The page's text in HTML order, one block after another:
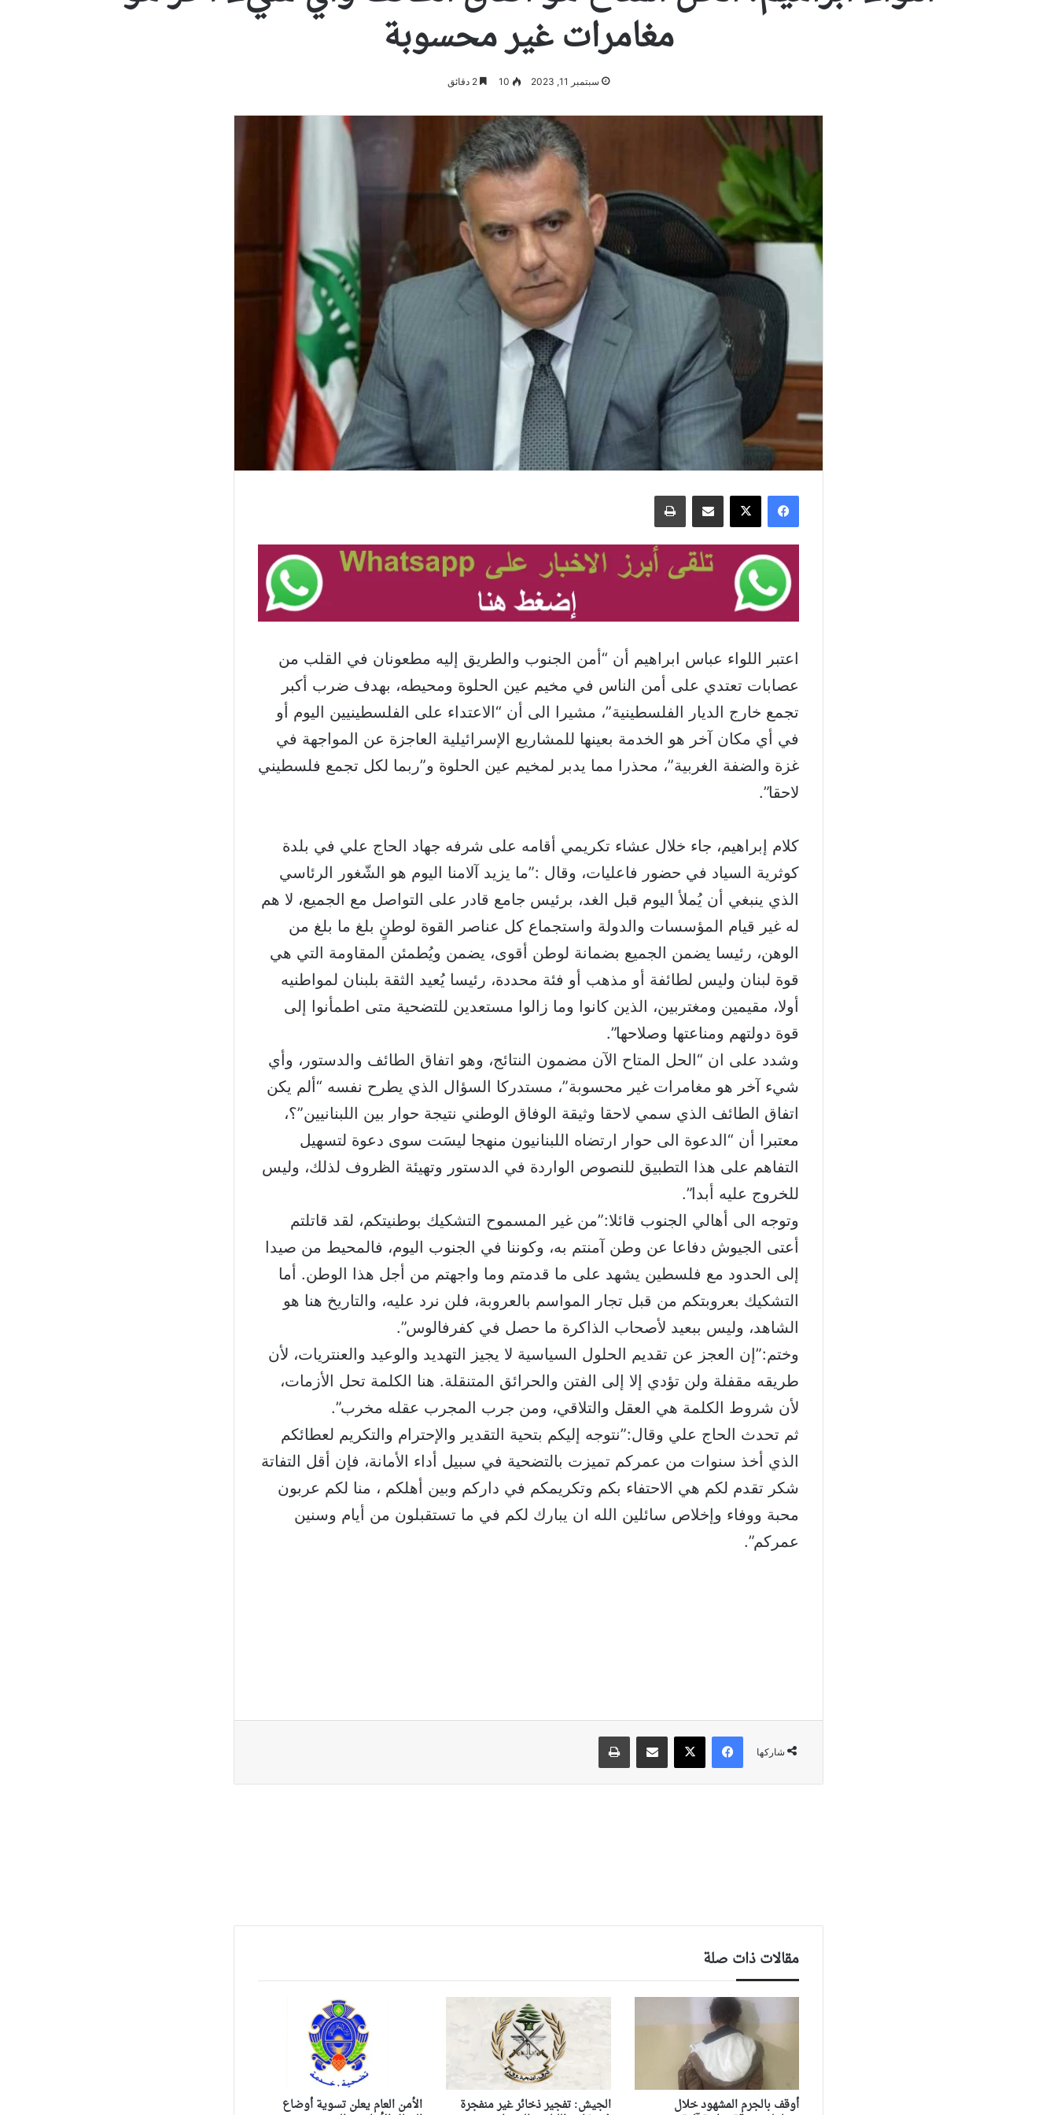
مغامرات غير محسوبة
سبتمبر 11, 2023 10
فيسبوك ‫X مشاركة عبر البريد طباعة
اعتبر اللواء عباس ابراهيم أن “أمن الجنوب والطريق إليه مطعونان في القلب من
عصابات تعتدي على أمن الناس في مخيم عين الحلوة ومحيطه، بهدف ضرب أكبر
تجمع خارج الديار الفلسطينية”، مشيرا الى أن “الاعتداء على الفلسطينيين اليوم أو
في أي مكان آخر هو الخدمة بعينها للمشاريع الإسرائيلية العاجزة عن المواجهة في
غزة والضفة الغربية”، محذرا مما يدبر لمخيم عين الحلوة و”ربما لكل تجمع فلسطيني
لاحقا”.
كلام إبراهيم، جاء خلال عشاء تكريمي أقامه على شرفه جهاد الحاج علي في بلدة
كوثرية السياد في حضور فاعليات، وقال :”ما يزيد آلامنا اليوم هو الشّغور الرئاسي
الذي ينبغي أن يُملأ اليوم قبل الغد، برئيس جامع قادر على التواصل مع الجميع، لا هم
له غير قيام المؤسسات والدولة واستجماع كل عناصر القوة لوطنٍ بلغ ما بلغ من
الوهن، رئيسا يضمن الجميع بضمانة لوطن أقوى، يضمن ويُطمئن المقاومة التي هي
قوة لبنان وليس لطائفة أو مذهب أو فئة محددة، رئيسا يُعيد الثقة بلبنان لمواطنيه
أولا، مقيمين ومغتربين، الذين كانوا وما زالوا مستعدين للتضحية متى اطمأنوا إلى
قوة دولتهم ومناعتها وصلاحها”.
وشدد على ان “الحل المتاح الآن مضمون النتائج، وهو اتفاق الطائف والدستور، وأي
شيء آخر هو مغامرات غير محسوبة”، مستدركا السؤال الذي يطرح نفسه “ألم يكن
اتفاق الطائف الذي سمي لاحقا وثيقة الوفاق الوطني نتيجة حوار بين اللبنانيين”؟،
معتبرا أن “الدعوة الى حوار ارتضاه اللبنانيون منهجا ليسَت سوى دعوة لتسهيل
التفاهم على هذا التطبيق للنصوص الواردة في الدستور وتهيئة الظروف لذلك، وليس
للخروج عليه أبدا”.
وتوجه الى أهالي الجنوب قائلا:”من غير المسموح التشكيك بوطنيتكم، لقد قاتلتم
أعتى الجيوش دفاعا عن وطن آمنتم به، وكوننا في الجنوب اليوم، فالمحيط من صيدا
إلى الحدود مع فلسطين يشهد على ما قدمتم وما واجهتم من أجل هذا الوطن. أما
التشكيك بعروبتكم من قبل تجار المواسم بالعروبة، فلن نرد عليه، والتاريخ هنا هو
الشاهد، وليس ببعيد لأصحاب الذاكرة ما حصل في كفرفالوس”.
وختم:”إن العجز عن تقديم الحلول السياسية لا يجيز التهديد والوعيد والعنتريات، لأن
طريقه مقفلة ولن تؤدي إلا إلى الفتن والحرائق المتنقلة. هنا الكلمة تحل الأزمات،
لأن شروط الكلمة هي العقل والتلاقي، ومن جرب المجرب عقله مخرب”.
ثم تحدث الحاج علي وقال:”نتوجه إليكم بتحية التقدير والإحترام والتكريم لعطائكم
الذي أخذ سنوات من عمركم تميزت بالتضحية في سبيل أداء الأمانة، فإن أقل التفاتة
شكر تقدم لكم هي الاحتفاء بكم وتكريمكم في داركم وبين أهلكم ، منا لكم عربون
محبة ووفاء وإخلاص سائلين الله ان يبارك لكم في ما تستقبلون من أيام وسنين
عمركم”.
شاركها
فيسبوك ‫X مشاركة عبر البريد طباعة
مقالات ذات صلة
أوقف بالجرم المشهود خلال الجيش: تفجير ذخائر غير منفجرة الأمن العام يعلن تسوية أوضاع